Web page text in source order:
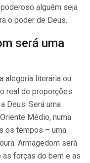
alguém seja
o poder de Deus.
será uma
alegoria literária ou
real de proporções
Deus. Será uma
Médio, numa
os tempos – uma
Armagedom será
as forças do bem e as